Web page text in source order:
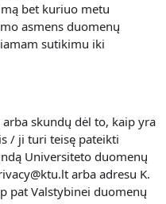
bet kuriuo metu
asmens duomenų
sutikimu iki
skundų dėl to, kaip yra
/ ji turi teisę pateikti
Universiteto duomenų
arba adresu K.
pat Valstybinei duomenų